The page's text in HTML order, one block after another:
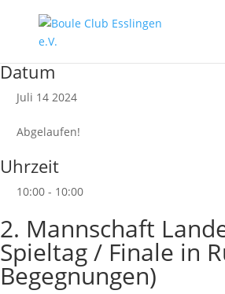
Datum
Juli 14 2024
Abgelaufen!
Uhrzeit
10:00 - 10:00
2. Mannschaft
Spieltag / Finale in
Begegnungen)